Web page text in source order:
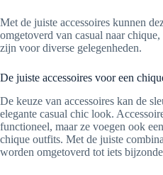
Met de juiste accessoires kunnen
omgetoverd van casual naar
zijn voor diverse gelegenheden.
De juiste accessoires voor een
De keuze van accessoires kan de
elegante casual chic look.
functioneel, maar ze voegen ook
chique outfits. Met de juiste
worden omgetoverd tot iets